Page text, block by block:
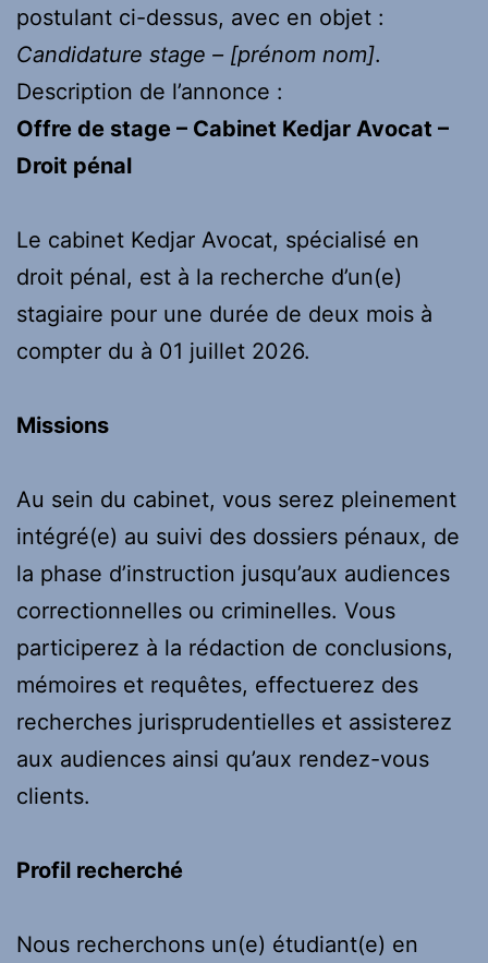
postulant ci-dessus, avec en objet :
Candidature stage – [prénom nom].
Description de l’annonce :
Offre de stage – Cabinet Kedjar Avocat –
Droit pénal
Le cabinet Kedjar Avocat, spécialisé en
droit pénal, est à la recherche d’un(e)
stagiaire pour une durée de deux mois à
compter du à 01 juillet 2026.
Missions
Au sein du cabinet, vous serez pleinement
intégré(e) au suivi des dossiers pénaux, de
la phase d’instruction jusqu’aux audiences
correctionnelles ou criminelles. Vous
participerez à la rédaction de conclusions,
mémoires et requêtes, effectuerez des
recherches jurisprudentielles et assisterez
aux audiences ainsi qu’aux rendez-vous
clients.
Profil recherché
Nous recherchons un(e) étudiant(e) en